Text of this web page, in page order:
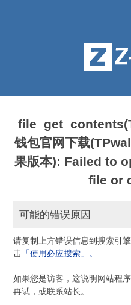
钱包官网下载
果版本): Failed to
file or
可能的错误原因
请复制上方错误信息到搜索引
击 「使用必应搜索」。
如果您是访客，这说明网站程
再试，或联系站长。